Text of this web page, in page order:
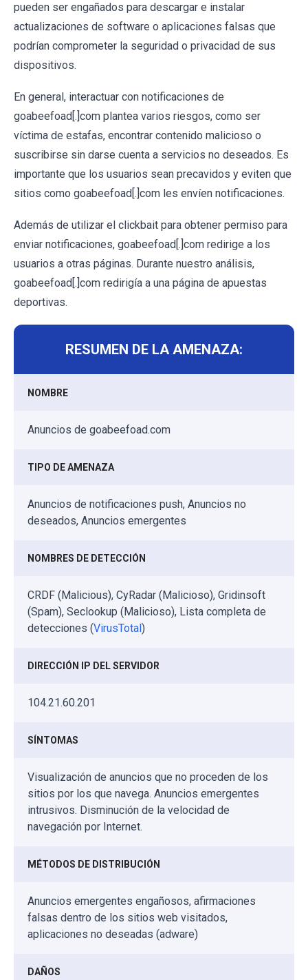
pueden ser engañados para descargar e instalar
actualizaciones de software o aplicaciones falsas que
podrían comprometer la seguridad o privacidad de sus
dispositivos.
En general, interactuar con notificaciones de
goabeefoad[.]com plantea varios riesgos, como ser
víctima de estafas, encontrar contenido malicioso o
suscribirse sin darse cuenta a servicios no deseados. Es
importante que los usuarios sean precavidos y eviten que
sitios como goabeefoad[.]com les envíen notificaciones.
Además de utilizar el clickbait para obtener permiso para
enviar notificaciones, goabeefoad[.]com redirige a los
usuarios a otras páginas. Durante nuestro análisis,
goabeefoad[.]com redirigía a una página de apuestas
deportivas.
RESUMEN DE LA AMENAZA:
NOMBRE
Anuncios de goabeefoad.com
TIPO DE AMENAZA
Anuncios de notificaciones push, Anuncios no
deseados, Anuncios emergentes
NOMBRES DE DETECCIÓN
CRDF (Malicious), CyRadar (Malicioso), Gridinsoft
(Spam), Seclookup (Malicioso), Lista completa de
detecciones (VirusTotal )
DIRECCIÓN IP DEL SERVIDOR
104.21.60.201
SÍNTOMAS
Visualización de anuncios que no proceden de los
sitios por los que navega. Anuncios emergentes
intrusivos. Disminución de la velocidad de
navegación por Internet.
MÉTODOS DE DISTRIBUCIÓN
Anuncios emergentes engañosos, afirmaciones
falsas dentro de los sitios web visitados,
aplicaciones no deseadas (adware)
DAÑOS